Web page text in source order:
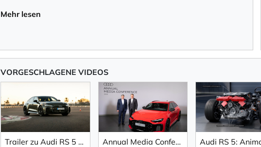
Mehr lesen
VORGESCHLAGENE VIDEOS
Trailer zu Audi RS 5 Avant und Audi RS 5 Limousine. Annual Media Conference 2026 der AUDI AG.